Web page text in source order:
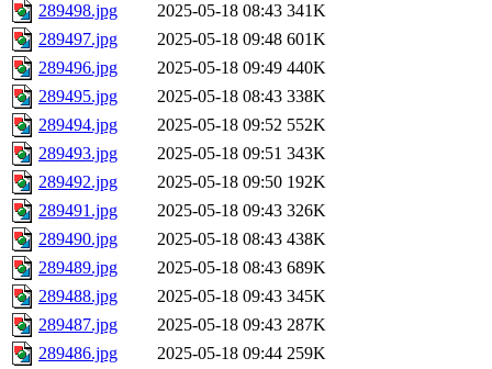
289498.jpg
2025-05-18 08:43 341K
289497.jpg
2025-05-18 09:48 601K
289496.jpg
2025-05-18 09:49 440K
289495.jpg
2025-05-18 08:43 338K
289494.jpg
2025-05-18 09:52 552K
289493.jpg
2025-05-18 09:51 343K
289492.jpg
2025-05-18 09:50 192K
289491.jpg
2025-05-18 09:43 326K
289490.jpg
2025-05-18 08:43 438K
289489.jpg
2025-05-18 08:43 689K
289488.jpg
2025-05-18 09:43 345K
289487.jpg
2025-05-18 09:43 287K
289486.jpg
2025-05-18 09:44 259K